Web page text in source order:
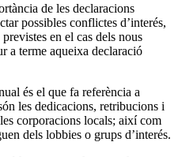
de les declaracions
possibles conflictes d’interés,
en el cas dels nous
a terme aqueixa declaració
és el que fa referència a
les dedicacions, retribucions i
corporacions locals; així com
dels lobbies o grups d’interés.